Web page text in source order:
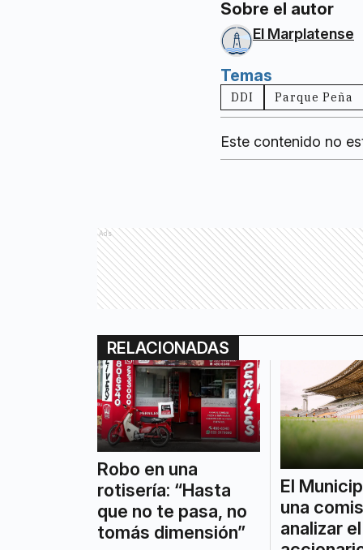
Sobre el autor
El Marplatense
Temas
DDI Parque Peña
Este contenido no
Ads
RELACIONADAS
Robo en una
rotisería: “Hasta
que no te pasa, no
tomás dimensión”
El
una
analizar